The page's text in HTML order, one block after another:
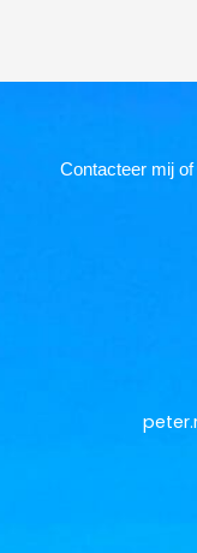
Contacteer mij